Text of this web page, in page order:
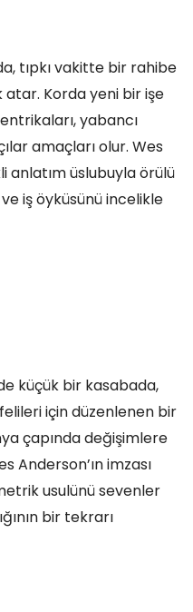
tıpkı vakitte bir rahibe
atar. Korda yeni bir işe
yabancı
amaçları olur. Wes
anlatım üslubuyla örülü
iş öyküsünü incelikle
küçük bir kasabada,
için düzenlenen bir
çapında değişimlere
Anderson’ın imzası
usulünü sevenler
bir tekrarı